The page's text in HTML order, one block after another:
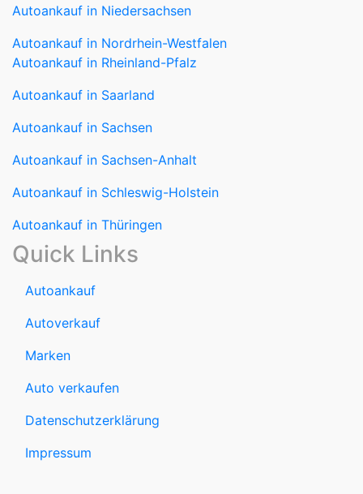
Autoankauf in Rheinland-Pfalz
Autoankauf in Thüringen
Quick Links